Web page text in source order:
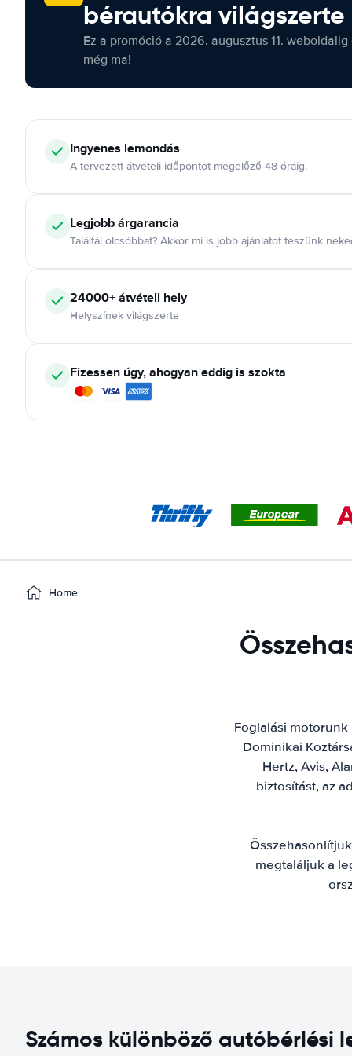
bérautókra világszerte
Ez a promóció a 2026. augusztus 11.
még ma!
Ingyenes lemondás
A tervezett átvételi időpontot megelőző 48 óráig.
Legjobb árgarancia
Találtál olcsóbbat? Akkor mi is jobb ajánlatot teszünk
24000+ átvételi hely
Helyszínek világszerte
Fizessen úgy, ahogyan eddig is szokta
Home
Foglalási
Dominikai
Hertz, Avis,
biztosítást, az
megtaláljuk a
Számos különböző autóbérlési